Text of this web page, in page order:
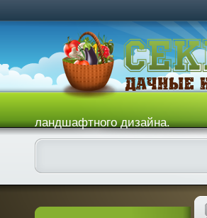
ландшафтного дизайна.